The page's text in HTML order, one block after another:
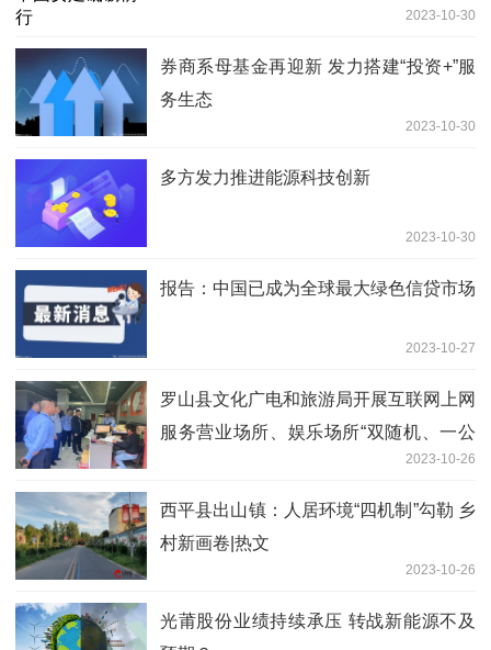
2023-10-30
券商系母基金再迎新 发力搭建“投资+”服
务生态
2023-10-30
多方发力推进能源科技创新
2023-10-30
报告：中国已成为全球最大绿色信贷市场
2023-10-27
​罗山县文化广电和旅游局开展互联网上网
服务营业场所、娱乐场所“双随机、一公
2023-10-26
西平县出山镇：人居环境“四机制”勾勒 乡
村新画卷|热文
2023-10-26
光莆股份业绩持续承压 转战新能源不及